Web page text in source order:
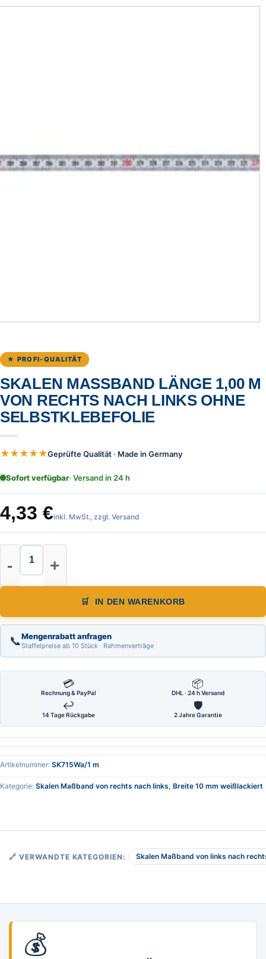
★ PROFI-QUALITÄT
SKALEN MASSBAND LÄNGE 1,00 M V
ON RECHTS NACH LINKS OHNE S
ELBSTKLEBEFOLIE
★★★★★Geprüfte Qualität · Made in Germany
Sofort verfügbar· Versand in 24 h
4,33 €inkl. MwSt., zzgl. Versand
Skalen Maßband Länge 1,00 m
IN DEN WARENKORB
📞Mengenrabatt anfragen
Staffelpreise ab 10 Stück · Rahmenverträge
💳
Rechnung & PayPal
📦
DHL · 24 h Versand
↩
14 Tage Rückgabe
🛡
2 Jahre Garantie
Artikelnummer: SK715Wa/1 m
Kategorie: Skalen Maßband von rechts nach links, Breite 10 mm weißlackiert
🔗 VERWANDTE KATEGORIEN: Skalen Maßband von links nach
💰